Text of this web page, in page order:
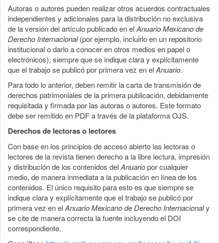
Autoras o autores pueden realizar otros acuerdos contractuales
independientes y adicionales para la distribución no exclusiva
de la versión del artículo publicado en elAnuario Mexicano de
Derecho Internacional(por ejemplo, incluirlo en un repositorio
institucional o darlo a conocer en otros medios en papel o
electrónicos), siempre que se indique clara y explícitamente
que el trabajo se publicó por primera vez en elAnuario.
Para todo lo anterior, deben remitir la carta de transmisión de
derechos patrimoniales de la primera publicación, debidamente
requisitada y firmada por las autoras o autores. Este formato
debe ser remitido en PDF a través de la plataforma OJS.
Derechos de lectoras o lectores
Con base en los principios de acceso abierto las lectoras o
lectores de la revista tienen derecho a la libre lectura, impresión
y distribución de los contenidos delAnuariopor cualquier
medio, de manera inmediata a la publicación en línea de los
contenidos. El único requisito para esto es que siempre se
indique clara y explícitamente que el trabajo se publicó por
primera vez en elAnuario Mexicano de Derecho Internacionaly
se cite de manera correcta la fuente incluyendo el DOI
correspondiente.